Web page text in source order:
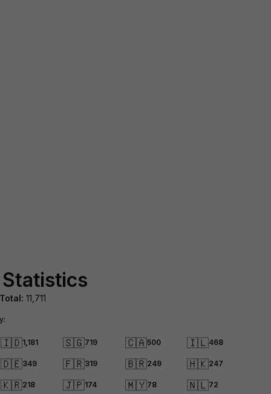
Total: 11,711
🇮🇩1,181 🇸🇬719 🇨🇦500 🇮🇱468
🇩🇪349 🇫🇷319 🇧🇷249 🇭🇰247
🇰🇷218 🇯🇵174 🇲🇾78 🇳🇱72